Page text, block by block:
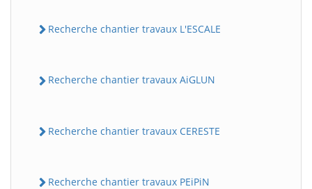
Recherche chantier travaux L'ESCALE
Recherche chantier travaux AiGLUN
Recherche chantier travaux CERESTE
Recherche chantier travaux PEiPiN